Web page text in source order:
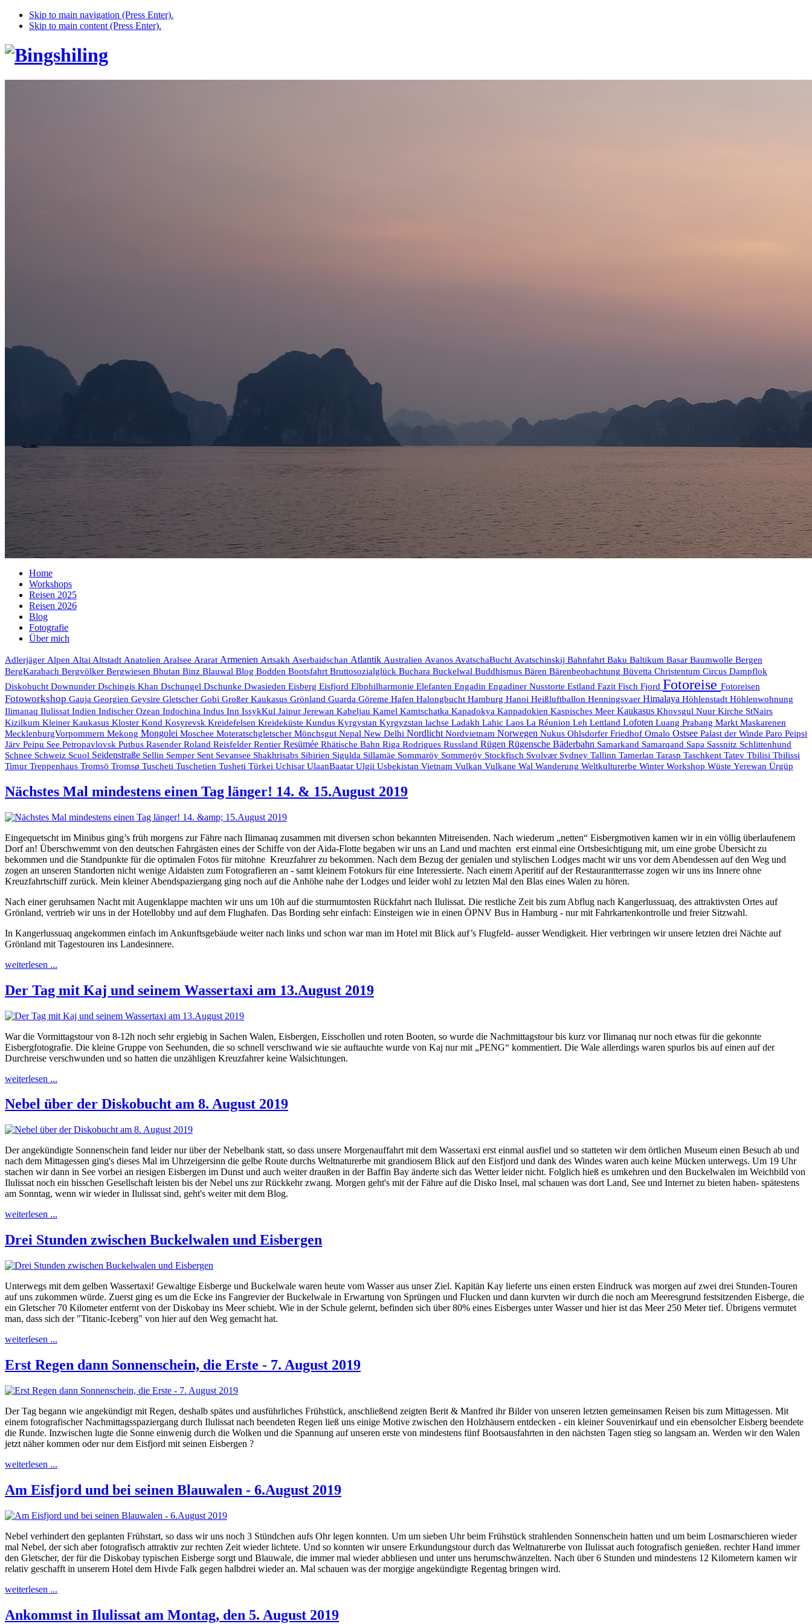
Skip to main navigation (Press Enter).
Skip to main content (Press Enter).
Home
Workshops
Reisen 2025
Reisen 2026
Blog
Fotografie
Über mich
Adlerjäger Alpen Altai Altstadt Anatolien Aralsee Ararat Armenien Artsakh Aserbaidschan Atlantik Australien Avanos AvatschaBucht Avatschinskij Bahnfahrt Baku Baltikum Basar Baumwolle Bergen
BergKarabach Bergvölker Bergwiesen Bhutan Binz Blauwal Blog Bodden Bootsfahrt Bruttosozialglück Buchara Buckelwal Buddhismus Bären Bärenbeobachtung Büvetta Christentum Circus Dampflok
Diskobucht Downunder Dschingis Khan Dschungel Dschunke Dwasieden Eisberg Eisfjord Elbphilharmonie Elefanten Engadin Engadiner Nusstorte Estland Fazit Fisch Fjord Fotoreise Fotoreisen
Fotoworkshop Gauja Georgien Geysire Gletscher Gobi Großer Kaukasus Grönland Guarda Göreme Hafen Halongbucht Hamburg Hanoi Heißluftballon Henningsvaer Himalaya Höhlenstadt Höhlenwohnung
Ilimanaq Ilulissat Indien Indischer Ozean Indochina Indus Inn IssykKul Jaipur Jerewan Kabeljau Kamel Kamtschatka Kapadokya Kappadokien Kaspisches Meer Kaukasus Khovsgul Nuur Kirche StNairs
Kizilkum Kleiner Kaukasus Kloster Kond Kosyrevsk Kreidefelsen Kreideküste Kundus Kyrgystan Kyrgyzstan lachse Ladakh Lahic Laos La Réunion Leh Lettland Lofoten Luang Prabang Markt Maskarenen
MecklenburgVorpommern Mekong Mongolei Moschee Moteratschgletscher Mönchsgut Nepal New Delhi Nordlicht Nordvietnam Norwegen Nukus Ohlsdorfer Friedhof Omalo Ostsee Palast der Winde Paro Peipsi
Järv Peipu See Petropavlovsk Putbus Rasender Roland Reisfelder Rentier Resümée Rhätische Bahn Riga Rodrigues Russland Rügen Rügensche Bäderbahn Samarkand Samarqand Sapa Sassnitz Schlittenhund
Schnee Schweiz Scuol Seidenstraße Sellin Semper Sent Sevansee Shakhrisabs Sibirien Sigulda Sillamäe Sommaröy Sommeröy Stockfisch Svolvær Sydney Tallinn Tamerlan Tarasp Taschkent Tatev Tbilisi Tbilissi
Timur Treppenhaus Tromsö Tromsø Tuscheti Tuschetien Tusheti Türkei Uchisar UlaanBaatar Ulgii Usbekistan Vietnam Vulkan Vulkane Wal Wanderung Weltkulturerbe Winter Workshop Wüste Yerewan Ürgüp
Nächstes Mal mindestens einen Tag länger! 14. & 15.August 2019
Eingequetscht im Minibus ging’s früh morgens zur Fähre nach Ilimanaq zusammen mit diversen schon bekannten Mitreisenden. Nach wiederum „netten“ Eisbergmotiven kamen wir in ein völlig überlaufenem
Dorf an! Überschwemmt von den deutschen Fahrgästen eines der Schiffe von der Aida-Flotte begaben wir uns an Land und machten erst einmal eine Ortsbesichtigung mit, um eine grobe Übersicht zu
bekommen und die Standpunkte für die optimalen Fotos für mitohne Kreuzfahrer zu bekommen. Nach dem Bezug der genialen und stylischen Lodges macht wir uns vor dem Abendessen auf den Weg und
zogen an unseren Standorten nicht wenige Aidaisten zum Fotografieren an - samt kleinem Fotokurs für eine Interessierte. Nach einem Aperitif auf der Restaurantterrasse zogen wir uns ins Innere ohne
Kreuzfahrtschiff zurück. Mein kleiner Abendspaziergang ging noch auf die Anhöhe nahe der Lodges und leider wohl zu letzten Mal den Blas eines Walen zu hören.
Nach einer geruhsamen Nacht mit Augenklappe machten wir uns um 10h auf die sturmumtosten Rückfahrt nach Ilulissat. Die restliche Zeit bis zum Abflug nach Kangerlussuaq, des attraktivsten Ortes auf
Grönland, vertrieb wir uns in der Hotellobby und auf dem Flughafen. Das Bording sehr einfach: Einsteigen wie in einen ÖPNV Bus in Hamburg - nur mit Fahrkartenkontrolle und freier Sitzwahl.
In Kangerlussuaq angekommen einfach im Ankunftsgebäude weiter nach links und schon war man im Hotel mit Blick auf’s Flugfeld- ausser Wendigkeit. Hier verbringen wir unsere letzten drei Nächte auf
Grönland mit Tagestouren ins Landesinnere.
weiterlesen ...
Der Tag mit Kaj und seinem Wassertaxi am 13.August 2019
War die Vormittagstour von 8-12h noch sehr ergiebig in Sachen Walen, Eisbergen, Eisschollen und roten Booten, so wurde die Nachmittagstour bis kurz vor Ilimanaq nur noch etwas für die gekonnte
Eisbergfotografie. Die kleine Gruppe von Seehunden, die so schnell verschwand wie sie auftauchte wurde von Kaj nur mit „PENG“ kommentiert. Die Wale allerdings waren spurlos bis auf einen auf der
Durchreise verschwunden und so hatten die unzähligen Kreuzfahrer keine Walsichtungen.
weiterlesen ...
Nebel über der Diskobucht am 8. August 2019
Der angekündigte Sonnenschein fand leider nur über der Nebelbank statt, so dass unsere Morgenauffahrt mit dem Wassertaxi erst einmal ausfiel und so statteten wir dem örtlichen Museum einen Besuch ab und
nach dem Mittagessen ging's dieses Mal im Uhrzeigersinn die gelbe Route durchs Weltnaturerbe mit grandiosem Blick auf den Eisfjord und dank des Windes waren auch keine Mücken unterwegs. Um 19 Uhr
stachen wir dann in See vorbei an riesigen Eisbergen im Dunst und auch weiter draußen in der Baffin Bay änderte sich das Wetter leider nicht. Folglich hieß es umkehren und den Buckelwalen im Weichbild von
Ilulissat noch ein bisschen Gesellschaft leisten bis der Nebel uns zur Rückkehr zwang. Morgen geht's mit der Fähre auf die Disko Insel, mal schauen was dort Land, See und Internet zu bieten haben- spätestens
am Sonntag, wenn wir wieder in Ilulissat sind, geht's weiter mit dem Blog.
weiterlesen ...
Drei Stunden zwischen Buckelwalen und Eisbergen
Unterwegs mit dem gelben Wassertaxi! Gewaltige Eisberge und Buckelwale waren heute vom Wasser aus unser Ziel. Kapitän Kay lieferte uns einen ersten Eindruck was morgen auf zwei drei Stunden-Touren
auf uns zukommen würde. Zuerst ging es um die Ecke ins Fangrevier der Buckelwale in Erwartung von Sprüngen und Flucken und dann kurvten wir durch die noch am Meeresgrund festsitzenden Eisberge, die
ein Gletscher 70 Kilometer entfernt von der Diskobay ins Meer schiebt. Wie in der Schule gelernt, befinden sich über 80% eines Eisberges unter Wasser und hier ist das Meer 250 Meter tief. Übrigens vermutet
man, dass sich der "Titanic-Iceberg" von hier auf den Weg gemacht hat.
weiterlesen ...
Erst Regen dann Sonnenschein, die Erste - 7. August 2019
Der Tag begann wie angekündigt mit Regen, deshalb spätes und ausführliches Frühstück, anschließend zeigten Berit & Manfred ihr Bilder von unseren letzten gemeinsamen Reisen bis zum Mittagessen. Mit
einem fotografischer Nachmittagsspaziergang durch Ilulissat nach beendeten Regen ließ uns einige Motive zwischen den Holzhäusern entdecken - ein kleiner Souvenirkauf und ein ebensolcher Eisberg beendete
die Runde. Inzwischen lugte die Sonne einwenig durch die Wolken und die Spannung auf unseren erste von mindestens fünf Bootsausfahrten in den nächsten Tagen stieg so langsam an. Werden wir den Walen
jetzt näher kommen oder nur dem Eisfjord mit seinen Eisbergen ?
weiterlesen ...
Am Eisfjord und bei seinen Blauwalen - 6.August 2019
Nebel verhindert den geplanten Frühstart, so dass wir uns noch 3 Stündchen aufs Ohr legen konnten. Um um sieben Uhr beim Frühstück strahlenden Sonnenschein hatten und um beim Losmarschieren wieder
mal Nebel, der sich aber fotografisch attraktiv zur rechten Zeit wieder lichtete. Und so konnten wir unsere Erkundungstour durch das Weltnaturerbe von Ilulissat auch fotografisch genießen. rechter Hand immer
den Gletscher, der für die Diskobay typischen Eisberge sorgt und Blauwale, die immer mal wieder abbliesen und unter uns herumschwänzelten. Nach über 6 Stunden und mindestens 12 Kilometern kamen wir
relativ geschafft in unserem Hotel dem Hivde Falk gegen halbdrei wieder an. Mal schauen was der morgige angekündigte Regentag bringen wird.
weiterlesen ...
Ankommst in Ilulissat am Montag, den 5. August 2019